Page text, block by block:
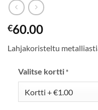
€60.00
Lahjakoristeltu
Valitse kortti*